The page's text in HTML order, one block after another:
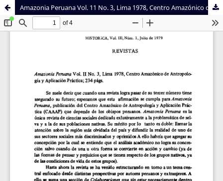
Amazonia Peruana Vol. 11 No. 3, Lima 1978, Centro Amazónico de Antropología y Aplicación Práctica; 234 págs.